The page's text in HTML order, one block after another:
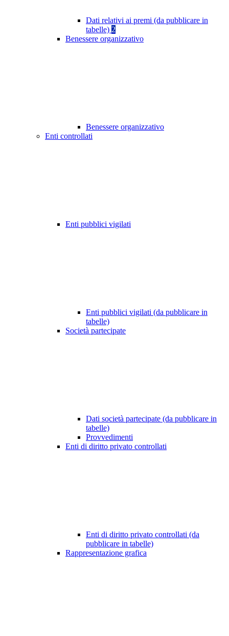
Dati relativi ai premi (da pubblicare in
tabelle) 2
Benessere organizzativo
Benessere organizzativo
Enti controllati
Enti pubblici vigilati
Enti pubblici vigilati (da pubblicare in
tabelle)
Società partecipate
Dati società partecipate (da pubblicare in
tabelle)
Provvedimenti
Enti di diritto privato controllati
Enti di diritto privato controllati (da
pubblicare in tabelle)
Rappresentazione grafica